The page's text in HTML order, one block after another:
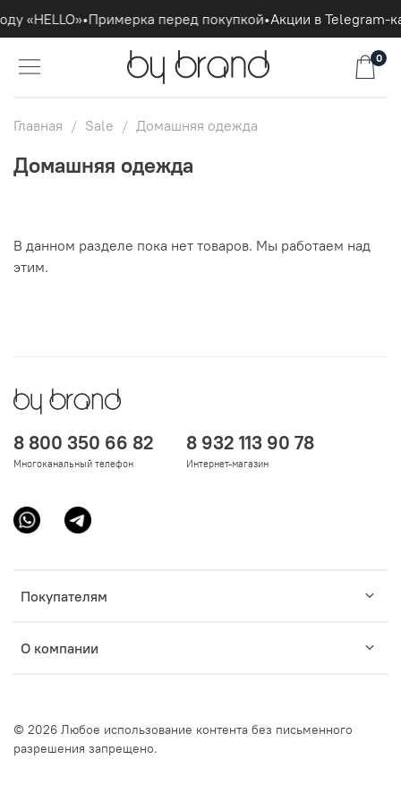
«HELLO»•Примерка перед покупкой•Акции в Telegram-
0
Главная Sale Домашняя одежда
Домашняя одежда
В данном разделе пока нет товаров. Мы работаем над
этим.
Покупателям
О компании
8 800 350 66 82
Многоканальный телефон
8 932 113 90 78
Интернет-магазин
© 2026 Любое использование контента без письменного
разрешения запрещено.